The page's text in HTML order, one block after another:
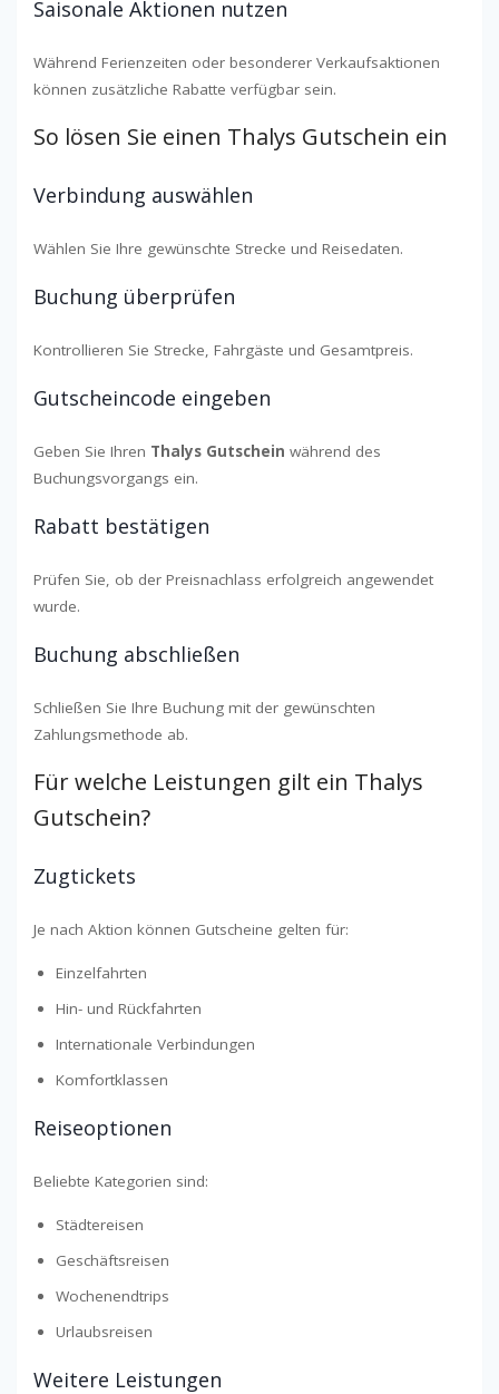
Saisonale Aktionen nutzen
Während Ferienzeiten oder besonderer Verkaufsaktionen
können zusätzliche Rabatte verfügbar sein.
So lösen Sie einen Thalys Gutschein ein
Verbindung auswählen
Wählen Sie Ihre gewünschte Strecke und Reisedaten.
Buchung überprüfen
Kontrollieren Sie Strecke, Fahrgäste und Gesamtpreis.
Gutscheincode eingeben
Geben Sie Ihren Thalys Gutschein während des
Buchungsvorgangs ein.
Rabatt bestätigen
Prüfen Sie, ob der Preisnachlass erfolgreich angewendet
wurde.
Buchung abschließen
Schließen Sie Ihre Buchung mit der gewünschten
Zahlungsmethode ab.
Für welche Leistungen gilt ein Thalys
Gutschein?
Zugtickets
Je nach Aktion können Gutscheine gelten für:
Einzelfahrten
Hin- und Rückfahrten
Internationale Verbindungen
Komfortklassen
Reiseoptionen
Beliebte Kategorien sind:
Städtereisen
Geschäftsreisen
Wochenendtrips
Urlaubsreisen
Weitere Leistungen